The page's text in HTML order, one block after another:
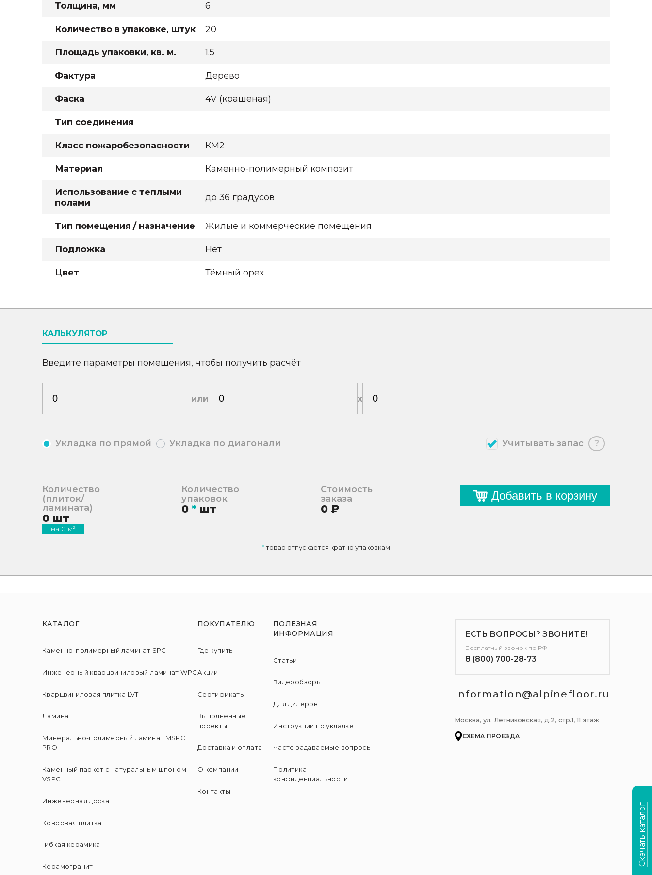
Толщина, мм 6
Количество в упаковке, штук 20
Площадь упаковки, кв. м. 1.5
Фактура Дерево
Фаска 4V (крашеная)
Тип соединения
Класс пожаробезопасности КМ2
Материал Каменно-полимерный композит
Использование с теплыми
полами
до 36 градусов
Тип помещения / назначение Жилые и коммерческие помещения
Подложка Нет
Цвет Тёмный орех
КАЛЬКУЛЯТОР
Введите параметры помещения, чтобы получить расчёт
или х
Укладка по прямой Укладка по диагонали Учитывать запас ?
Количество
(плиток/
ламината)
0 шт
на 0 м²
Количество
упаковок
0 * шт
Стоимость
заказа
0 ₽
Добавить в корзину
*товар отпускается кратно упаковкам
КАТАЛОГ
Каменно-полимерный ламинат SPC
Инженерный кварцвиниловый ламинат WPC
Кварцвиниловая плитка LVT
Ламинат
Минерально-полимерный ламинат MSPC
PRO
Каменный паркет с натуральным шпоном
VSPC
Инженерная доска
Ковровая плитка
Гибкая керамика
Керамогранит
ПОКУПАТЕЛЮ
Где купить
Акции
Сертификаты
Выполненные
проекты
Доставка и оплата
О компании
Контакты
ПОЛЕЗНАЯ
ИНФОРМАЦИЯ
Статьи
Видеообзоры
Для дилеров
Инструкции по укладке
Часто задаваемые вопросы
Политика
конфиденциальности
ЕСТЬ ВОПРОСЫ? ЗВОНИТЕ!
Бесплатный звонок по РФ
8 (800) 700-28-73
Information@alpinefloor.ru
Москва, ул. Летниковская, д.2, стр.1, 11 этаж
СХЕМА ПРОЕЗДА
Скачать каталог